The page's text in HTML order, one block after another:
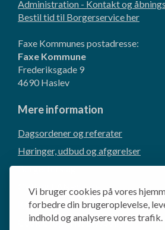
Vi bruger cookies på vores
forbedre din brugeroplevelse,
indhold og analysere vores trafik.
Administration - Kontakt og
Bestil tid til Borgerservice her
Faxe Kommunes postadresse:
Faxe Kommune
Frederiksgade 9
4690 Haslev
Mere information
Dagsordener og referater
Høringer, udbud og afgørelser
Borgerforslag
CVR og EAN-numre
Kommunikation og presse
Cookie- og privatlivspolitik